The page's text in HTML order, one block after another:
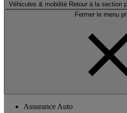
Véhicules & mobilité Retour à la section
Fermer le menu
Assurance Auto